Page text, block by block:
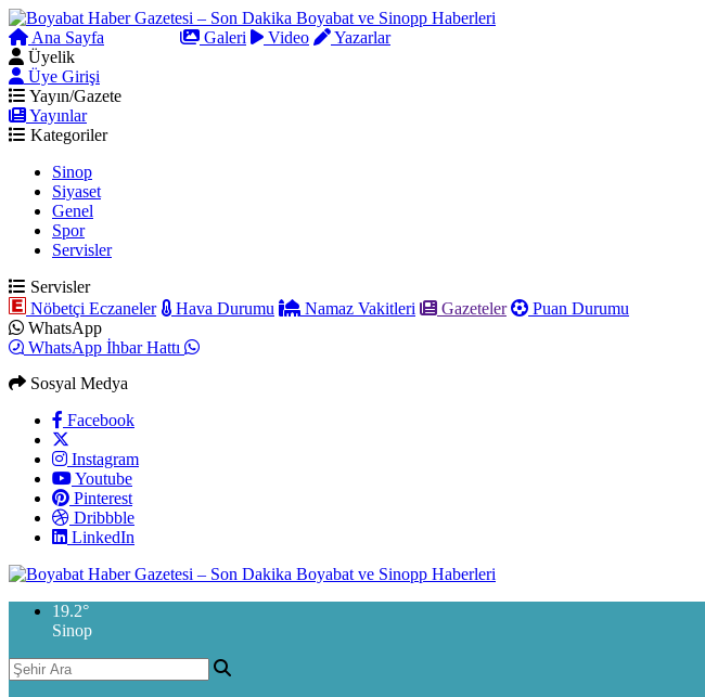
Ana Sayfa Galeri Video
Yazarlar
Üyelik
Üye Girişi
Yayın/Gazete
Yayınlar
Kategoriler
Sinop
Siyaset
Genel
Spor
Servisler
Servisler
Nöbetçi Eczaneler
Hava Durumu Namaz Vakitleri Gazeteler
Puan Durumu
WhatsApp
WhatsApp İhbar Hattı
Sosyal Medya
Facebook
Instagram
Youtube
Pinterest
Dribbble
LinkedIn
19.2°
Sinop